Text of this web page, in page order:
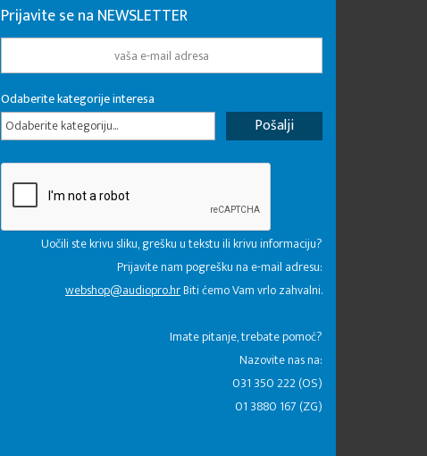
Prijavite se na NEWSLETTER
Odaberite kategorije interesa
Odaberite kategoriju...
Uočili ste krivu sliku, grešku u tekstu ili krivu informaciju?
Prijavite nam pogrešku na e-mail adresu:
webshop@audiopro.hrBiti ćemo Vam vrlo zahvalni.
​Imate pitanje, trebate pomoć?
Nazovite nas na:
031 350 222 (OS)
01 3880 167 (ZG)